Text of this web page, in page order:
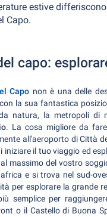
estive
Capo.
capo:
Capo non è una delle
la sua fantastica
natura, la metropoli di
. La cosa migliore da
all'aeroporto di Città
iniziare il tuo viaggio ed
massimo del vostro
e si trova nel sud-
per esplorare la grande
semplice per
o il Castello di Buona